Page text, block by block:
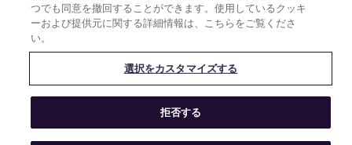
無断複製禁止。MATCH GROUP、 MGロゴ、MG Blue-Gradient Thread
は、Match Group Americas, LLCの商標です。その他すべての商標は、それ
ぞれの所有者に帰属します。
つでも同意を撤回することができます。使用しているクッキ
ーおよび提供元に関する詳細情報は、こちらをご覧くださ
い。
選択をカスタマイズする
拒否する